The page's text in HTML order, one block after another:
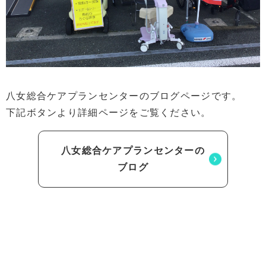
八女総合ケアプランセンターのブログページです。
下記ボタンより詳細ページをご覧ください。
八女総合ケアプランセンターの
ブログ